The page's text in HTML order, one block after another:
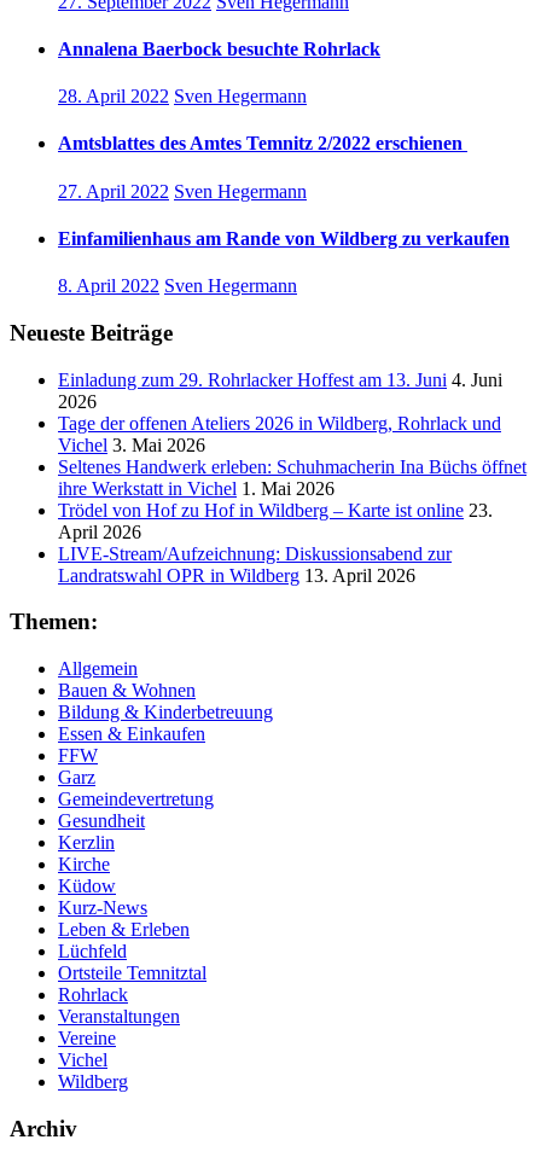
Annalena Baerbock besuchte Rohrlack
28. April 2022 Sven Hegermann
Amtsblattes des Amtes Temnitz 2/2022 erschienen
27. April 2022 Sven Hegermann
Einfamilienhaus am Rande von Wildberg zu verkaufen
8. April 2022 Sven Hegermann
Neueste Beiträge
Einladung zum 29. Rohrlacker Hoffest am 13. Juni 4. Juni
2026
Tage der offenen Ateliers 2026 in Wildberg, Rohrlack und
Vichel 3. Mai 2026
Seltenes Handwerk erleben: Schuhmacherin Ina Büchs öffnet
ihre Werkstatt in Vichel 1. Mai 2026
Trödel von Hof zu Hof in Wildberg – Karte ist online 23.
April 2026
LIVE-Stream/Aufzeichnung: Diskussionsabend zur
Landratswahl OPR in Wildberg 13. April 2026
Themen:
Allgemein
Bauen & Wohnen
Bildung & Kinderbetreuung
Essen & Einkaufen
FFW
Garz
Gemeindevertretung
Gesundheit
Kerzlin
Kirche
Küdow
Kurz-News
Leben & Erleben
Lüchfeld
Ortsteile Temnitztal
Rohrlack
Veranstaltungen
Vereine
Vichel
Wildberg
Archiv